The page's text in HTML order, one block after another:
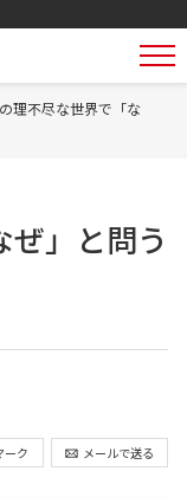
理不尽な世界で「な
ぜ」と問う
ーク メールで送る